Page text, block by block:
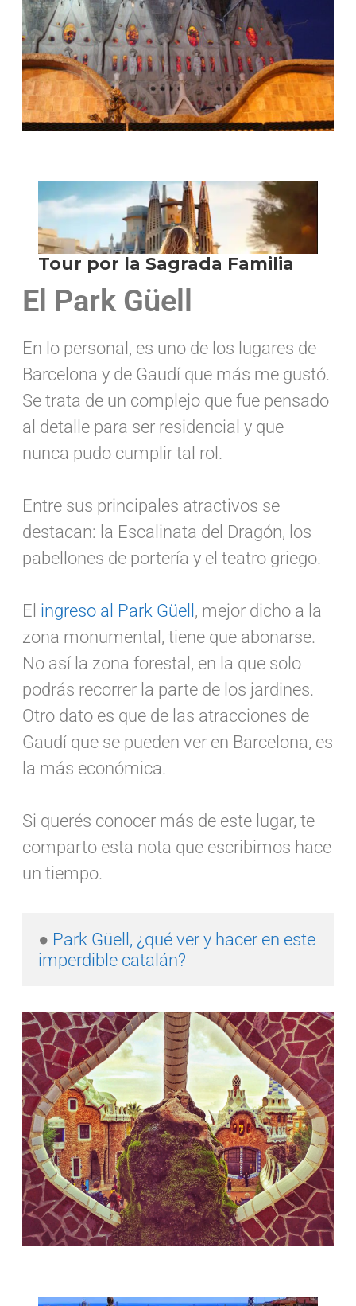
El Park Güell
En lo personal, es uno de los lugares de
Barcelona y de Gaudí que más me gustó.
Se trata de un complejo que fue pensado
al detalle para ser residencial y que
nunca pudo cumplir tal rol.
Entre sus principales atractivos se
destacan: la Escalinata del Dragón, los
pabellones de portería y el teatro griego.
El ingreso al Park Güell, mejor dicho a la
zona monumental, tiene que abonarse.
No así la zona forestal, en la que solo
podrás recorrer la parte de los jardines.
Otro dato es que de las atracciones de
Gaudí que se pueden ver en Barcelona, es
la más económica.
Si querés conocer más de este lugar, te
comparto esta nota que escribimos hace
un tiempo.
● Park Güell, ¿qué ver y hacer en este
imperdible catalán?